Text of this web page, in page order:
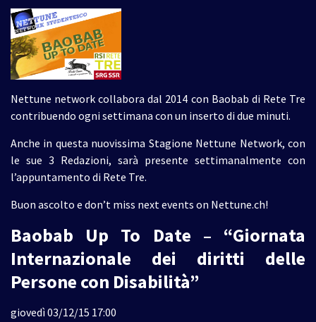
Nettune network collabora dal 2014 con Baobab di Rete Tre
contribuendo ogni settimana con un inserto di due minuti.
Anche in questa nuovissima Stagione Nettune Network, con
le sue 3 Redazioni, sarà presente settimanalmente con
l’appuntamento di Rete Tre.
Buon ascolto e don’t miss next events on Nettune.ch!
Baobab Up To Date – “Giornata
Internazionale dei diritti delle
Persone con Disabilità”
giovedì 03/12/15 17:00